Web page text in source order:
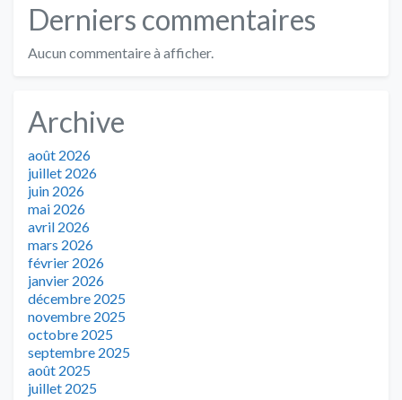
Derniers commentaires
Aucun commentaire à afficher.
Archive
août 2026
juillet 2026
juin 2026
mai 2026
avril 2026
mars 2026
février 2026
janvier 2026
décembre 2025
novembre 2025
octobre 2025
septembre 2025
août 2025
juillet 2025